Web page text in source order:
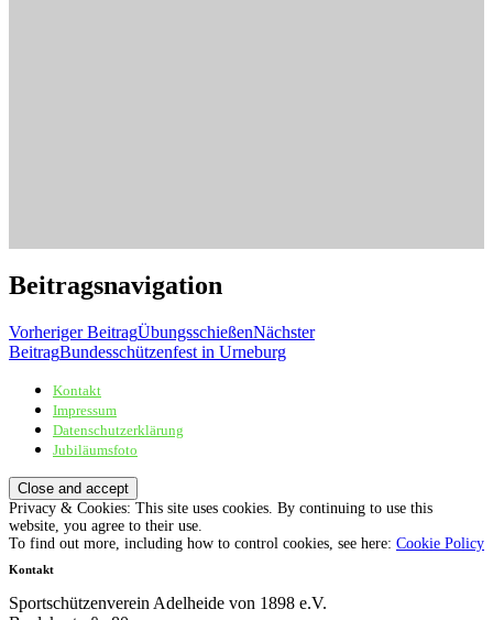
Beitragsnavigation
Vorheriger BeitragÜbungsschießenNächster
BeitragBundesschützenfest in Urneburg
Sportschützenverein Adelheide von 1898 e.V.
Kontakt
Impressum
Datenschutzerklärung
Jubiläumsfoto
Privacy & Cookies: This site uses cookies. By continuing to use this
website, you agree to their use.
To find out more, including how to control cookies, see here: Cookie Policy
Kontakt
Sportschützenverein Adelheide von 1898 e.V.